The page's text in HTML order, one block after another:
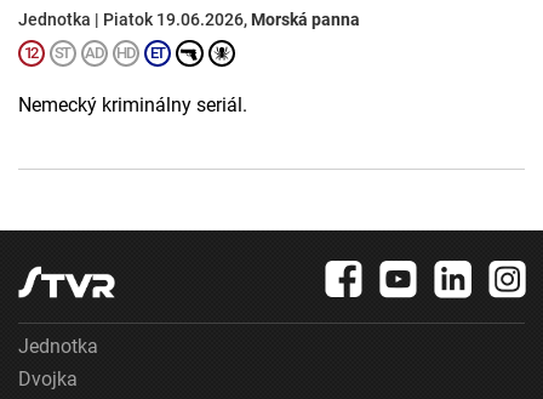
Jednotka | Piatok 19.06.2026, Morská panna
Nemecký kriminálny seriál.
Jednotka
Dvojka